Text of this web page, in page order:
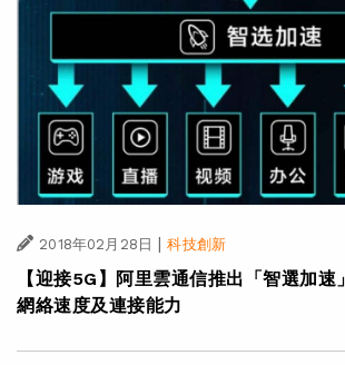
2018年02月28日 | 科技創新
【迎接5G】阿里雲通信推出「智選加
網絡速度及連接能力